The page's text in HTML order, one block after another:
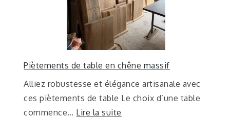
Piètements de table en chêne massif
Alliez robustesse et élégance artisanale avec
ces piètements de table Le choix d’une table
commence… Lire la suite